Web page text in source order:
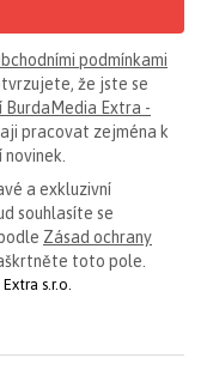
podmínkami
že jste se
BurdaMedia Extra -
pracovat zejména k
a exkluzivní
souhlasíte se
Zásad ochrany
toto pole.
s.r.o.